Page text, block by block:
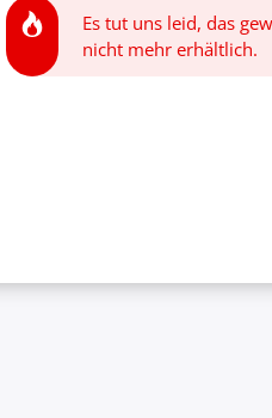
Es tut uns leid, das
nicht mehr erhältlich.